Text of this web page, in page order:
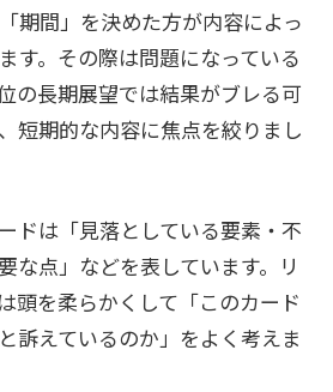
期間」を決めた方が内容によっ
す。その際は問題になっている
の長期展望では結果がブレる可
短期的な内容に焦点を絞りまし
ドは「見落としている要素・不
な点」などを表しています。リ
頭を柔らかくして「このカード
訴えているのか」をよく考えま